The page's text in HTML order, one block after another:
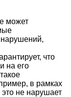
может
что
на его
в рамках
это не нарушает